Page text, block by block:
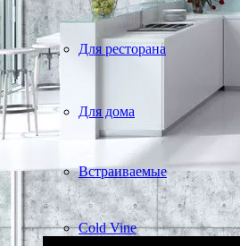
Для ресторана
Для дома
Встраиваемые
Cold Vine